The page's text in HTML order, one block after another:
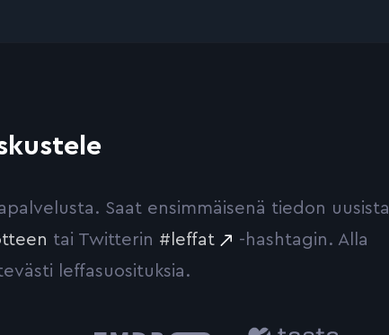
Saat ensimmäisenä tiedon uusista
tai Twitterin #leffat
-hashtagin. Alla
leffasuosituksia.